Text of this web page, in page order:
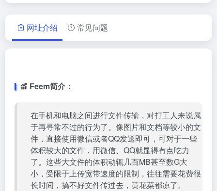
网址介绍 常见问题
Feem简介：
在手机和电脑之间进行文件传输，对打工人来说属
于再寻常不过的行为了。像图片和文档等较小的文
件，直接使用微信或者QQ发送即可，可对于一些
体积较大的文件，用微信、QQ就显得有点吃力
了。这些大文件的体积动辄几百MB甚至数G大
小，受限于上传宽带速度的限制，往往需要花费很
长时间，搞不好文件传过去，黄花菜都凉了。